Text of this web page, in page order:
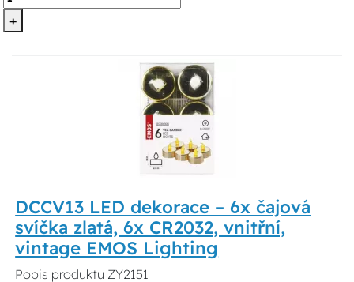
+
DCCV13 LED dekorace – 6x čajová
svíčka zlatá, 6x CR2032, vnitřní,
vintage EMOS Lighting
Popis produktu ZY2151